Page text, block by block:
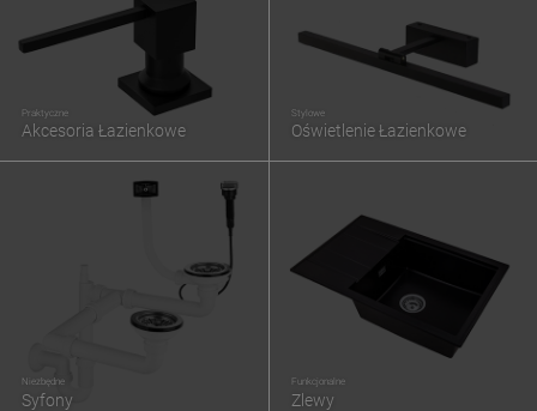
Praktyczne
Akcesoria Łazienkowe
Stylowe
Oświetlenie Łazienkowe
Niezbędne
Syfony
Funkcjonalne
Zlewy